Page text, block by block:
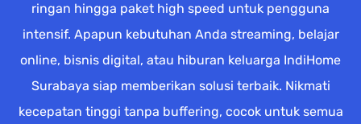
ringan hingga paket high speed untuk pengguna
intensif. Apapun kebutuhan Anda streaming, belajar
online, bisnis digital, atau hiburan keluarga IndiHome
Surabaya siap memberikan solusi terbaik. Nikmati
kecepatan tinggi tanpa buffering, cocok untuk semua